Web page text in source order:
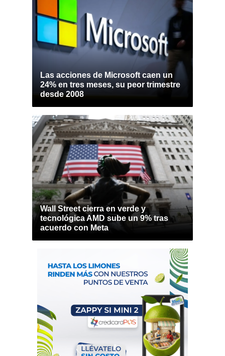
Las acciones de Microsoft caen un
24% en tres meses, su peor trimestre
desde 2008
Wall Street cierra en verde y
tecnológica AMD sube un 9% tras
acuerdo con Meta